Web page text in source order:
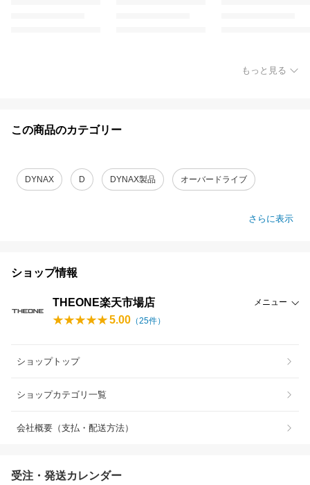
もっと見る
この商品のカテゴリー
DYNAX D DYNAX製品 オーバードライブ
さらに表示
ショップ情報
THEONE楽天市場店 メニュー
5.00 （25件）
ショップトップ
ショップカテゴリ一覧
会社概要（支払・配送方法）
受注・発送カレンダー